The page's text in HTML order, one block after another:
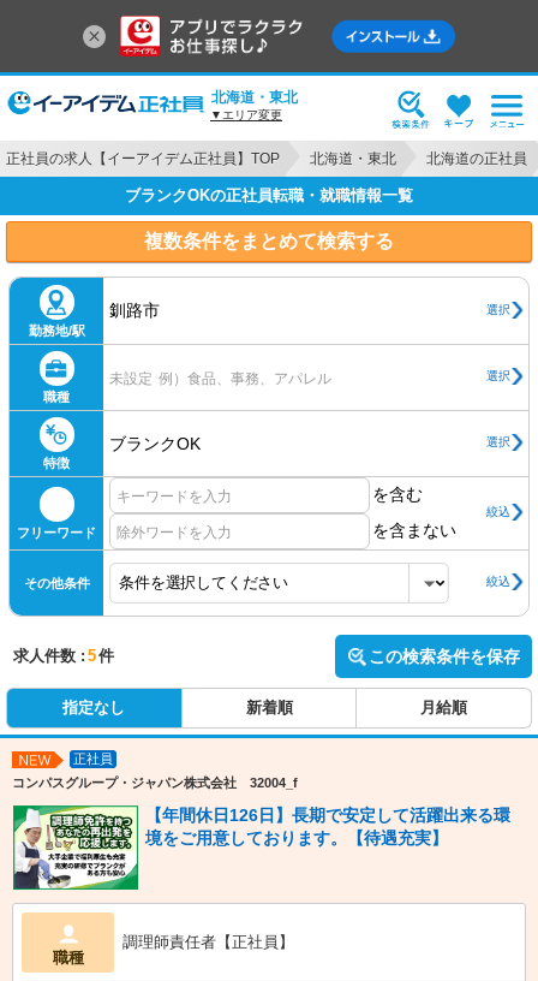
北海道・東北
▼エリア変更
正社員の求人【イーアイデム正社員】TOP 北海道・東北 北海道の正社員
ブランクOKの正社員転職・就職情報一覧
複数条件をまとめて検索する
勤務地/駅
釧路市 選択
職種
未設定 例）食品、事務、アパレル 選択
特徴
ブランクOK 選択
フリーワード
を含む
を含まない
絞込
その他条件 絞込
求人件数 : 5件 この検索条件を保存
指定なし 新着順 月給順
NEW
正社員
コンパスグループ・ジャパン株式会社 32004_f
【年間休日126日】長期で安定して活躍出来る環
境をご用意しております。【待遇充実】
職種
調理師責任者【正社員】